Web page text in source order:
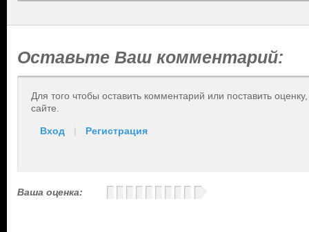
Оставьте Ваш комментарий:
Для того чтобы оставить комментарий или поставить
сайте.
Вход | Регистрация
Ваша оценка: